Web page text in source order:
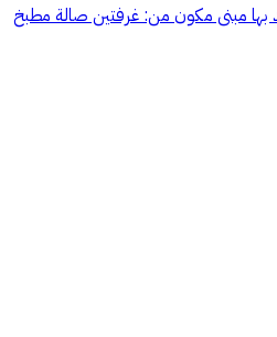
يوجد شهادة اتمام بناء يوجد بها مبنى مكون من: غرفتين صالة مطبخ